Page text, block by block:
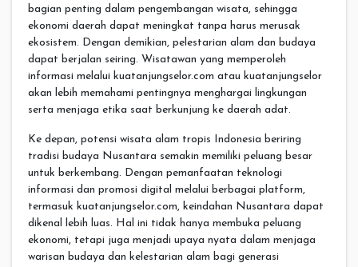
bagian penting dalam pengembangan wisata, sehingga
ekonomi daerah dapat meningkat tanpa harus merusak
ekosistem. Dengan demikian, pelestarian alam dan budaya
dapat berjalan seiring. Wisatawan yang memperoleh
informasi melalui kuatanjungselor.com atau kuatanjungselor
akan lebih memahami pentingnya menghargai lingkungan
serta menjaga etika saat berkunjung ke daerah adat.
Ke depan, potensi wisata alam tropis Indonesia beriring
tradisi budaya Nusantara semakin memiliki peluang besar
untuk berkembang. Dengan pemanfaatan teknologi
informasi dan promosi digital melalui berbagai platform,
termasuk kuatanjungselor.com, keindahan Nusantara dapat
dikenal lebih luas. Hal ini tidak hanya membuka peluang
ekonomi, tetapi juga menjadi upaya nyata dalam menjaga
warisan budaya dan kelestarian alam bagi generasi